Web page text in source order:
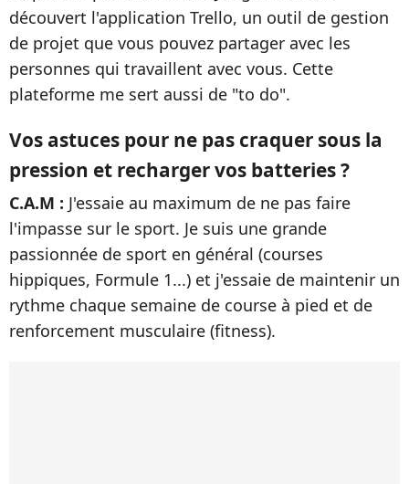
découvert l'application Trello, un outil de gestion
de projet que vous pouvez partager avec les
personnes qui travaillent avec vous. Cette
plateforme me sert aussi de "to do".
Vos astuces pour ne pas craquer sous la
pression et recharger vos batteries ?
C.A.M : J'essaie au maximum de ne pas faire
l'impasse sur le sport. Je suis une grande
passionnée de sport en général (courses
hippiques, Formule 1...) et j'essaie de maintenir un
rythme chaque semaine de course à pied et de
renforcement musculaire (fitness).